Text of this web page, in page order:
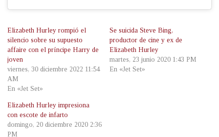
Elizabeth Hurley rompió el
silencio sobre su supuesto
affaire con el príncipe Harry de
joven
viernes, 30 diciembre 2022 11:54
AM
En «Jet Set»
Se suicida Steve Bing,
productor de cine y ex de
Elizabeth Hurley
martes, 23 junio 2020 1:43 PM
En «Jet Set»
Elizabeth Hurley impresiona
con escote de infarto
domingo, 20 diciembre 2020 2:36
PM